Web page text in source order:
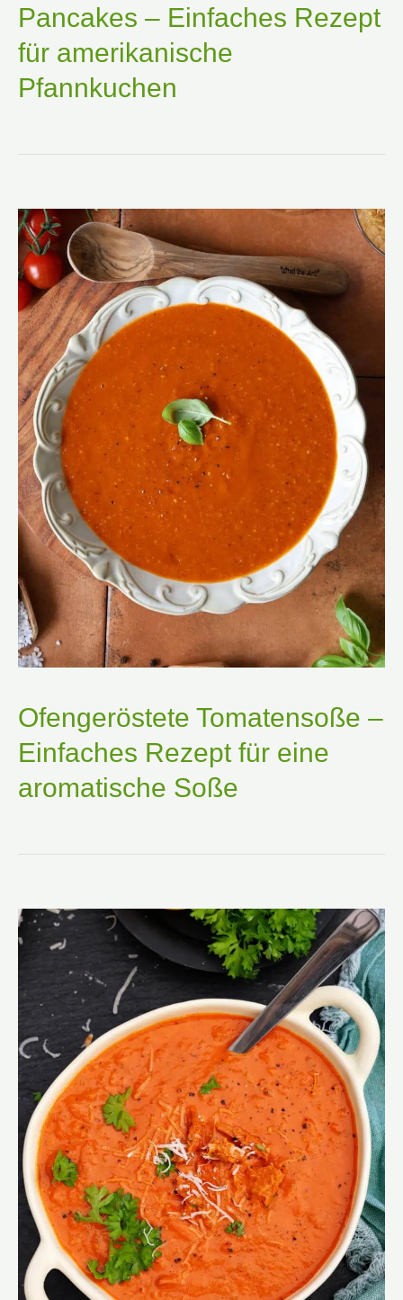
Pancakes – Einfaches Rezept
für amerikanische
Pfannkuchen
Ofengeröstete Tomatensoße –
Einfaches Rezept für eine
aromatische Soße